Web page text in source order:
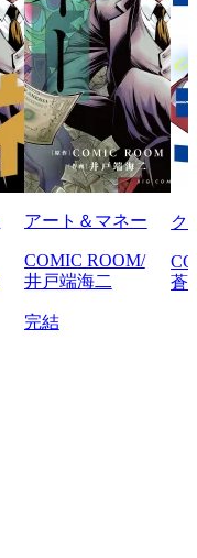
アート＆マネー
COMIC ROOM/
井戸端海二
完結
ク
蒼